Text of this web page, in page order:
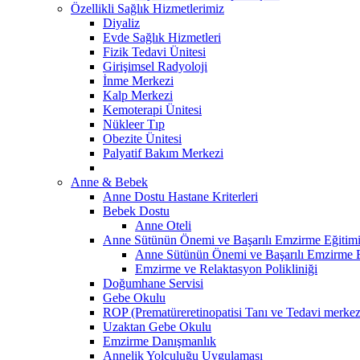
Özellikli Sağlık Hizmetlerimiz
Diyaliz
Evde Sağlık Hizmetleri
Fizik Tedavi Ünitesi
Girişimsel Radyoloji
İnme Merkezi
Kalp Merkezi
Kemoterapi Ünitesi
Nükleer Tıp
Obezite Ünitesi
Palyatif Bakım Merkezi
Anne & Bebek
Anne Dostu Hastane Kriterleri
Bebek Dostu
Anne Oteli
Anne Sütünün Önemi ve Başarılı Emzirme Eğitimi
Anne Sütünün Önemi ve Başarılı Emzirme
Emzirme ve Relaktasyon Polikliniği
Doğumhane Servisi
Gebe Okulu
ROP (Prematüreretinopatisi Tanı ve Tedavi
Uzaktan Gebe Okulu
Emzirme Danışmanlık
Annelik Yolculuğu Uygulaması